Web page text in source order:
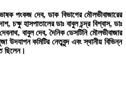
পংকজ দেব, ডাক বিভাগের মৌলভীবাজারের
চক্ষু হাসপাতালের ডাঃ বাবুল চন্দ্র বিশ্বাস, ডাঃ
বাবুল দেব, দৈনিক ডেসটিনি মৌলভীবাজার
উদযাপন কমিটির নেতৃবৃন্দ এবং স্থানীয় বিভিন্ন
ছিলেন।